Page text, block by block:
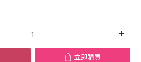
立即購買